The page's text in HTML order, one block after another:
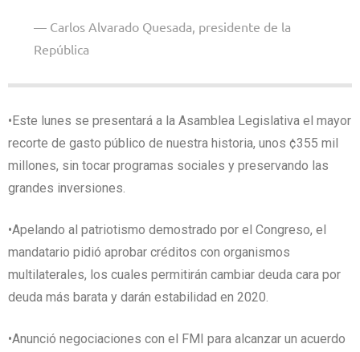
Carlos Alvarado Quesada, presidente de la
República
•Este lunes se presentará a la Asamblea Legislativa el mayor
recorte de gasto público de nuestra historia, unos ¢355 mil
millones, sin tocar programas sociales y preservando las
grandes inversiones.
•Apelando al patriotismo demostrado por el Congreso, el
mandatario pidió aprobar créditos con organismos
multilaterales, los cuales permitirán cambiar deuda cara por
deuda más barata y darán estabilidad en 2020.
•Anunció negociaciones con el FMI para alcanzar un acuerdo